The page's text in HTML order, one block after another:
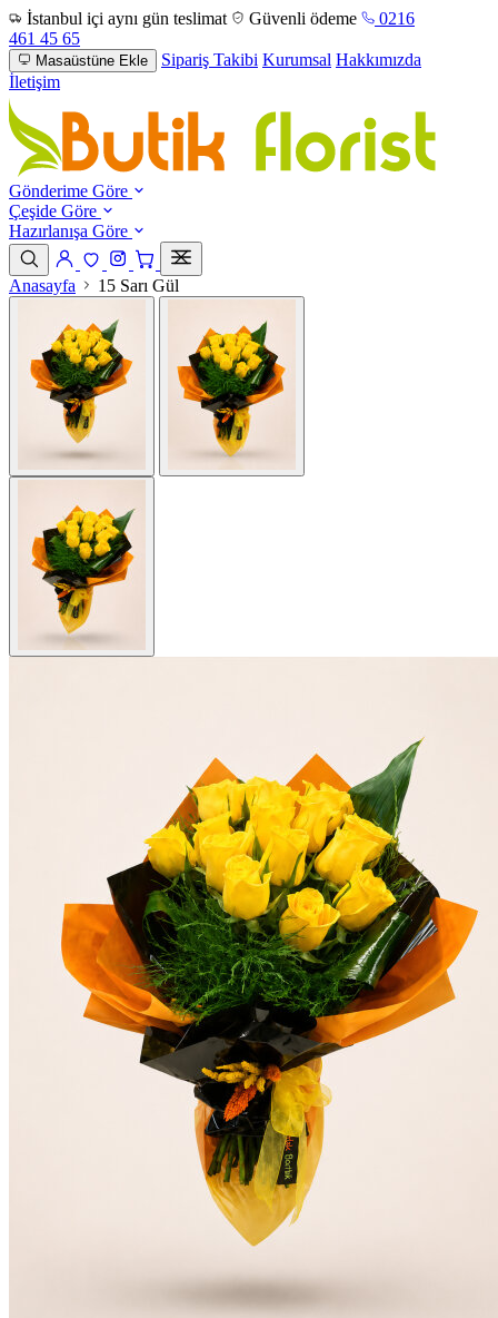
İstanbul içi aynı gün teslimat Güvenli ödeme
0216
461 45 65
Masaüstüne Ekle Sipariş Takibi Kurumsal Hakkımızda
İletişim
Gönderime Göre
Çeşide Göre
Hazırlanışa Göre
Anasayfa 15 Sarı Gül